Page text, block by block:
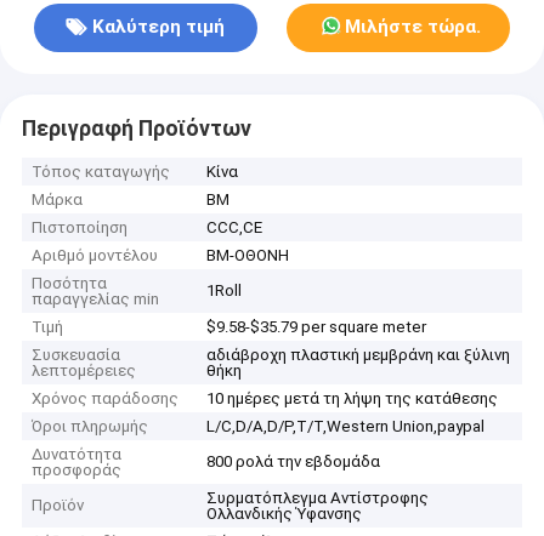
Καλύτερη τιμή Μιλήστε τώρα.
Περιγραφή Προϊόντων
Τόπος καταγωγής
Κίνα
Μάρκα
BM
Πιστοποίηση
CCC,CE
Αριθμό μοντέλου
BM-ΟΘΟΝΗ
Ποσότητα
παραγγελίας min
1Roll
Τιμή
$9.58-$35.79 per square meter
Συσκευασία
λεπτομέρειες
αδιάβροχη πλαστική μεμβράνη και ξύλινη
θήκη
Χρόνος παράδοσης
10 ημέρες μετά τη λήψη της κατάθεσης
Όροι πληρωμής
L/C,D/A,D/P,T/T,Western Union,paypal
Δυνατότητα
προσφοράς
800 ρολά την εβδομάδα
Προϊόν
Συρματόπλεγμα Αντίστροφης
Ολλανδικής Ύφανσης